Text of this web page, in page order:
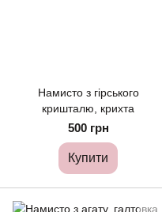
Намисто з гірського
кришталю, крихта
500 грн
Купити